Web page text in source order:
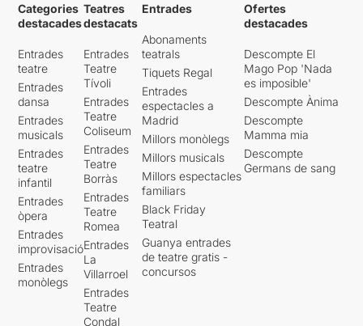
group, que fa molt de temps
que vull ser la teva amiga).
Però us asseguro que mai he
tingut la sort de trobar-m'ho
provant text en cap dels
llocs de comèdia on vaig,
que són molts. Com
tempteja ell si els acudits li
entraran, si la nova temàtica
funcionarà, si la seva aposta
li sortirà bé?
El que us vull dir amb tot
això és que és molt injust ser
Goyo Jiménez. Perquè ens
té acostumats a un nivell
d'excel·lència per sobre de
Categories
destacades
Entrades
teatre
Entrades
dansa
Entrades
musicals
Entrades
teatre
infantil
Entrades
òpera
Entrades
improvisació
Entrades
monòlegs
Teatres
destacats
Entrades
Teatre
Tívoli
Entrades
Teatre
Coliseum
Entrades
Teatre
Borràs
Entrades
Teatre
Romea
Entrades
La
Villarroel
Entrades
Teatre
Condal
Entrades
Abonaments
teatrals
Tiquets Regal
Entrades
espectacles a
Madrid
Millors monòlegs
Millors musicals
Millors espectacles
familiars
Black Friday
Teatral
Guanya entrades
de teatre gratis -
concursos
Ofertes
destacades
Descompte El
Mago Pop 'Nada
es imposible'
Descompte Ànima
Descompte
Mamma mia
Descompte
Germans de sang